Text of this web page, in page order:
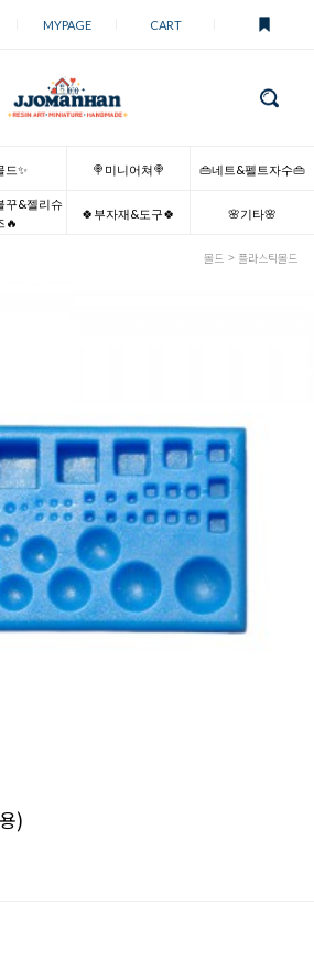
MYPAGE CART
드✨ 🍭미니어쳐🍭 👜네트&펠트자수👜
꾸&젤리슈
🔥
🍀부자재&도구🍀 🌸기타🌸
몰드 플라스틱몰드
)